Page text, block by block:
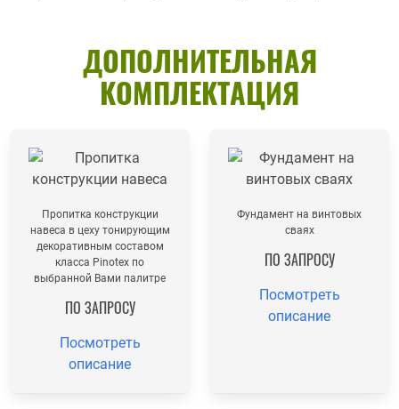
ДОПОЛНИТЕЛЬНАЯ
КОМПЛЕКТАЦИЯ
Пропитка конструкции
навеса в цеху тонирующим
декоративным составом
класса Pinotex по
выбранной Вами палитре
ПО ЗАПРОСУ
Посмотреть
описание
Фундамент на винтовых
сваях
ПО ЗАПРОСУ
Посмотреть
описание